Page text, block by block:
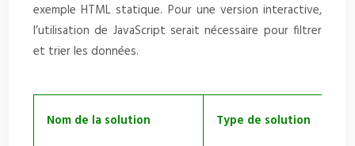
exemple HTML statique. Pour une version interactive,
l’utilisation de JavaScript serait nécessaire pour filtrer
et trier les données.
Nom de la solution Type de solution